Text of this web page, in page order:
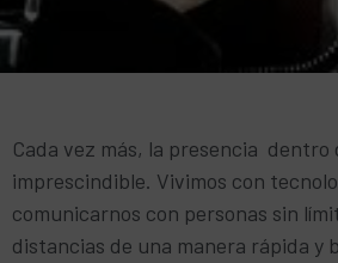
Cada vez más, la presencia dentro
imprescindible. Vivimos con
comunicarnos con personas sin
distancias de una manera rápida y